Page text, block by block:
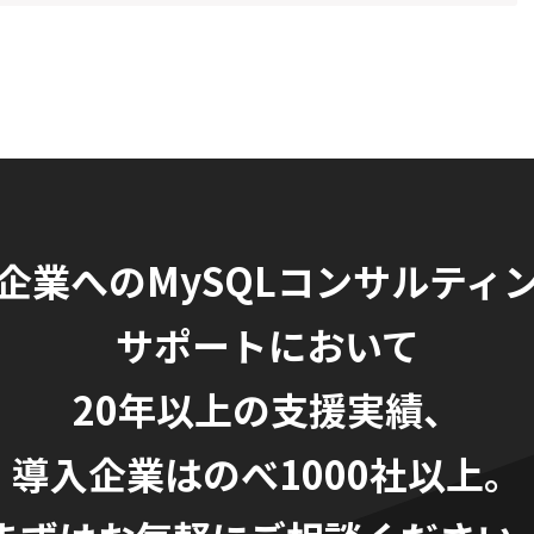
業へのMySQLコンサルティ
サポートにおいて
20年以上の支援実績、
導入企業はのべ1000社以上。